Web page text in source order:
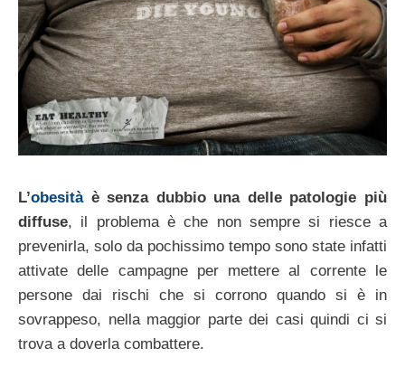
L’obesitàè senza dubbio una delle patologie più
diffuse, il problema è che non sempre si riesce a
prevenirla, solo da pochissimo tempo sono state infatti
attivate delle campagne per mettere al corrente le
persone dai rischi che si corrono quando si è in
sovrappeso, nella maggior parte dei casi quindi ci si
trova a doverla combattere.